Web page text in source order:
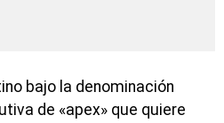
bajo la denominación
de «apex» que quiere